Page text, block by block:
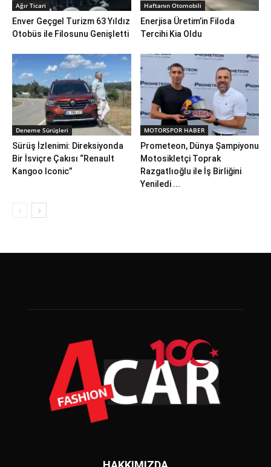
Ağır Ticari
Enver Geçgel Turizm 63 Yıldız
Otobüs ile Filosunu Genişletti
Haftanın Otomobili
Enerjisa Üretim’in Filoda
Tercihi Kia Oldu
Deneme Sürüşleri
Sürüş İzlenimi: Direksiyonda
Bir İsviçre Çakısı “Renault
Kangoo Iconic”
MOTORSPOR HABER
Prometeon, Dünya Şampiyonu
Motosikletçi Toprak
Razgatlıoğlu ile İş Birliğini
Yeniledi ...